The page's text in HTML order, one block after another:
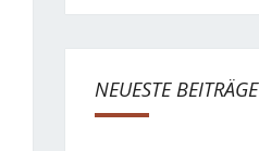
NEUESTE BEITRÄGE